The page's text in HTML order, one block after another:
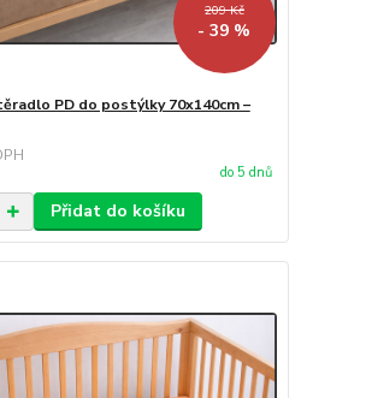
209 Kč
- 39 %
PD do postýlky 70x140cm –
do 5 dnů
Přidat do košíku